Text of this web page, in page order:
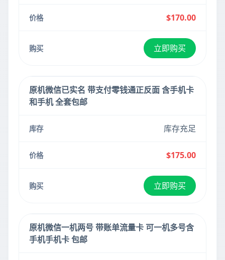
$170.00
立即购买
原机微信已实名 带支付零钱通正反面 含手机卡
和手机 全套包邮
库存充足
$175.00
立即购买
原机微信一机两号 带账单流量卡 可一机多号含
手机手机卡 包邮